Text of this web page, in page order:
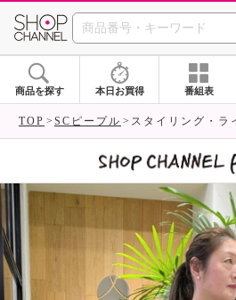
SHOP
商品を探す 本日お買得 番組表
TOP SCピープル スタイリング・ラ